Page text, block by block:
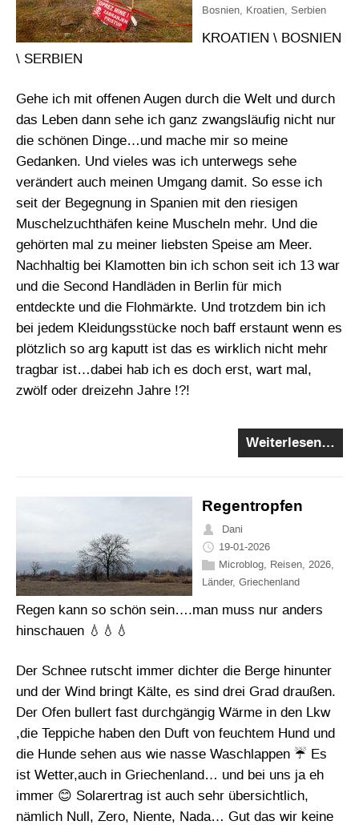
Bosnien, Kroatien, Serbien
KROATIEN \ BOSNIEN
\ SERBIEN
Gehe ich mit offenen Augen durch die Welt und durch
das Leben dann sehe ich ganz zwangsläufig nicht nur
die schönen Dinge…und mache mir so meine
Gedanken. Und vieles was ich unterwegs sehe
verändert auch meinen Umgang damit. So esse ich
seit der Begegnung in Spanien mit den riesigen
Muschelzuchthäfen keine Muscheln mehr. Und die
gehörten mal zu meiner liebsten Speise am Meer.
Nachhaltig bei Klamotten bin ich schon seit ich 13 war
und die Second Handläden in Berlin für mich
entdeckte und die Flohmärkte. Und trotzdem bin ich
bei jedem Kleidungsstücke noch baff erstaunt wenn es
plötzlich so arg kaputt ist das es wirklich nicht mehr
tragbar ist…dabei hab ich es doch erst, wart mal,
zwölf oder dreizehn Jahre !?!
Weiterlesen…
Regentropfen
Dani
19-01-2026
Microblog, Reisen, 2026,
Länder, Griechenland
Regen kann so schön sein….man muss nur anders
hinschauen 💧💧💧
Der Schnee rutscht immer dichter die Berge hinunter
und der Wind bringt Kälte, es sind drei Grad draußen.
Der Ofen bullert fast durchgängig Wärme in den Lkw
,die Teppiche haben den Duft von feuchtem Hund und
die Hunde sehen aus wie nasse Waschlappen ☔ Es
ist Wetter,auch in Griechenland… und bei uns ja eh
immer 😊 Solarertrag ist auch sehr übersichtlich,
nämlich Null, Zero, Niente, Nada… Gut das wir keine